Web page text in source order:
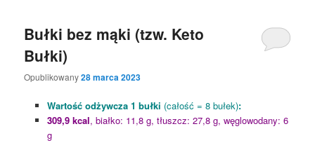
Bułki bez mąki (tzw. Keto
Bułki)
Opublikowany28 marca 2023
Wartość odżywcza 1 bułki (całość = 8 bułek):
309,9 kcal, białko: 11,8 g, tłuszcz: 27,8 g, węglowodany: 6
g